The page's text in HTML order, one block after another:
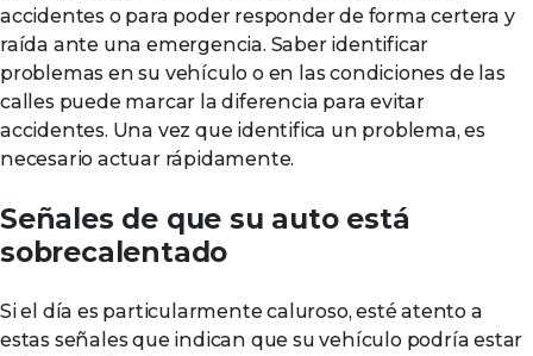
accidentes o para poder responder de forma certera y
raída ante una emergencia. Saber identificar
problemas en su vehículo o en las condiciones de las
calles puede marcar la diferencia para evitar
accidentes. Una vez que identifica un problema, es
necesario actuar rápidamente.
Señales de que su auto está
sobrecalentado
Si el día es particularmente caluroso, esté atento a
estas señales que indican que su vehículo podría estar